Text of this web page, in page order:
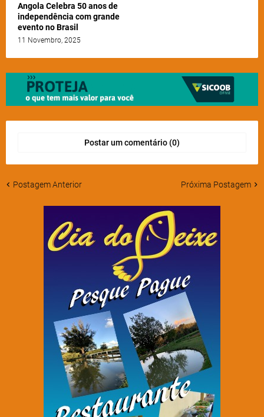
Angola Celebra 50 anos de
independência com grande
evento no Brasil
11 Novembro, 2025
Postar um comentário (0)
Postagem Anterior Próxima Postagem